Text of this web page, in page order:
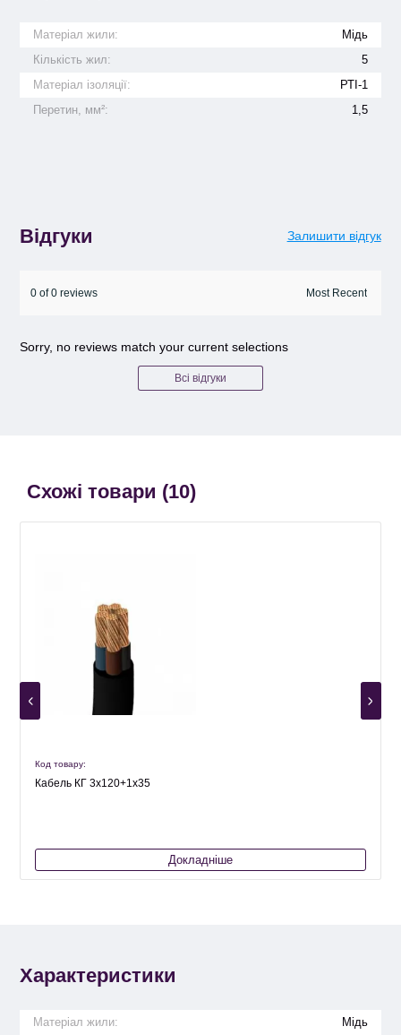
Матеріал жили:
Мідь
Кількість жил:
5
Матеріал ізоляції:
РТІ-1
Перетин, мм²:
1,5
Відгуки Залишити відгук
0 of 0 reviews
Sorry, no reviews match your current selections
Всі відгуки
Схожі товари (10)
Код товару:
Кабель КГ 3х120+1х35
Докладніше
Характеристики
Матеріал жили:
Мідь